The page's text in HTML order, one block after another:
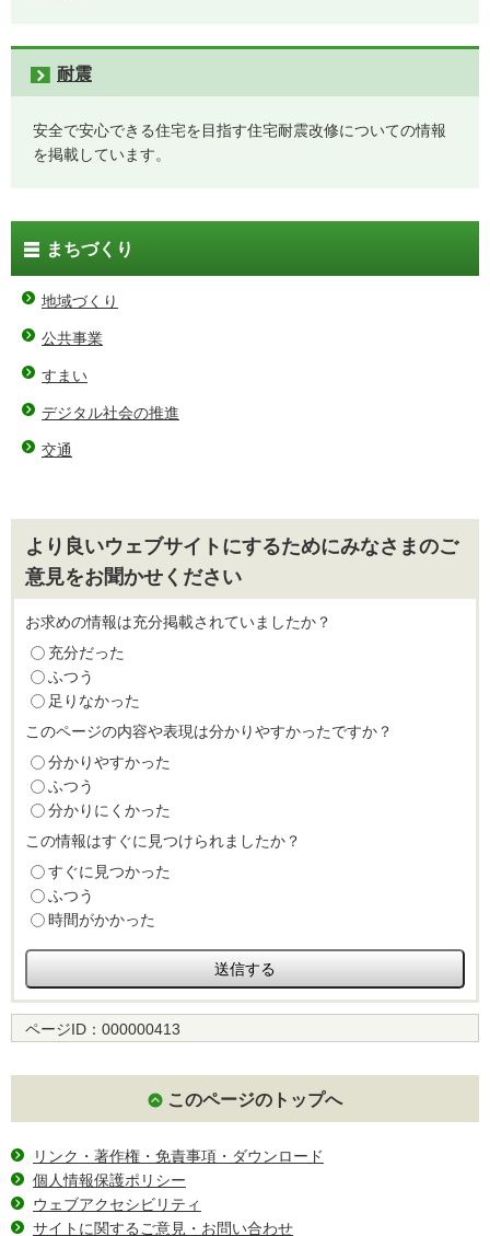
耐震
安全で安心できる住宅を目指す住宅耐震改修についての情報
を掲載しています。
まちづくり
地域づくり
公共事業
すまい
デジタル社会の推進
交通
より良いウェブサイトにするためにみなさまのご
意見をお聞かせください
お求めの情報は充分掲載されていましたか？
充分だった
ふつう
足りなかった
このページの内容や表現は分かりやすかったですか？
分かりやすかった
ふつう
分かりにくかった
この情報はすぐに見つけられましたか？
すぐに見つかった
ふつう
時間がかかった
ページID： 000000413
このページのトップへ
リンク・著作権・免責事項・ダウンロード
個人情報保護ポリシー
ウェブアクセシビリティ
サイトに関するご意見・お問い合わせ